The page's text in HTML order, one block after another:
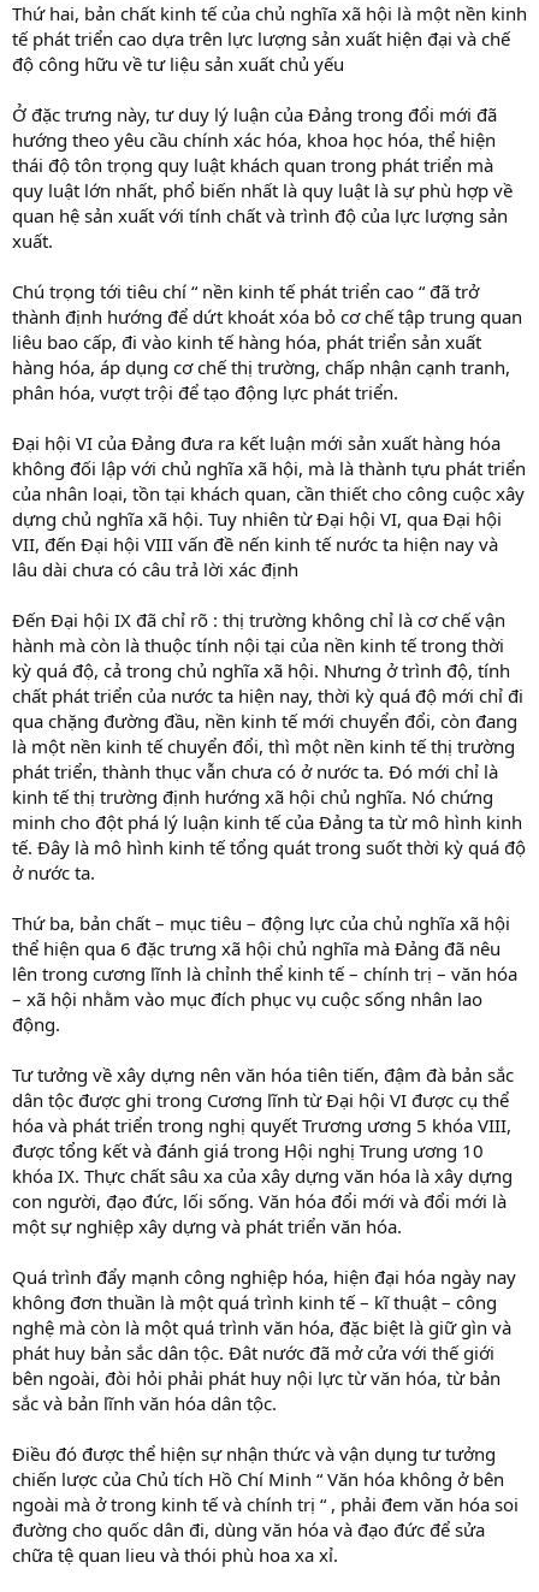
Thứ hai, bản chất kinh tế của chủ nghĩa xã hội là một nền kinh
tế phát triển cao dựa trên lực lượng sản xuất hiện đại và chế
độ công hữu về tư liệu sản xuất chủ yếu
Ở đặc trưng này, tư duy lý luận của Đảng trong đổi mới đã
hướng theo yêu cầu chính xác hóa, khoa học hóa, thể hiện
thái độ tôn trọng quy luật khách quan trong phát triển mà
quy luật lớn nhất, phổ biến nhất là quy luật là sự phù hợp về
quan hệ sản xuất với tính chất và trình độ của lực lượng sản
xuất.
Chú trọng tới tiêu chí “ nền kinh tế phát triển cao “ đã trở
thành định hướng để dứt khoát xóa bỏ cơ chế tập trung quan
liêu bao cấp, đi vào kinh tế hàng hóa, phát triển sản xuất
hàng hóa, áp dụng cơ chế thị trường, chấp nhận cạnh tranh,
phân hóa, vượt trội để tạo động lực phát triển.
Đại hội VI của Đảng đưa ra kết luận mới sản xuất hàng hóa
không đối lập với chủ nghĩa xã hội, mà là thành tựu phát triển
của nhân loại, tồn tại khách quan, cần thiết cho công cuộc xây
dựng chủ nghĩa xã hội. Tuy nhiên từ Đại hội VI, qua Đại hội
VII, đến Đại hội VIII vấn đề nến kinh tế nước ta hiện nay và
lâu dài chưa có câu trả lời xác định
Đến Đại hội IX đã chỉ rõ : thị trường không chỉ là cơ chế vận
hành mà còn là thuộc tính nội tại của nền kinh tế trong thời
kỳ quá độ, cả trong chủ nghĩa xã hội. Nhưng ở trình độ, tính
chất phát triển của nước ta hiện nay, thời kỳ quá độ mới chỉ đi
qua chặng đường đầu, nền kinh tế mới chuyển đổi, còn đang
là một nền kinh tế chuyển đổi, thì một nền kinh tế thị trường
phát triển, thành thục vẫn chưa có ở nước ta. Đó mới chỉ là
kinh tế thị trường định hướng xã hội chủ nghĩa. Nó chứng
minh cho đột phá lý luận kinh tế của Đảng ta từ mô hình kinh
tế. Đây là mô hình kinh tế tổng quát trong suốt thời kỳ quá độ
ở nước ta.
Thứ ba, bản chất – mục tiêu – động lực của chủ nghĩa xã hội
thể hiện qua 6 đặc trưng xã hội chủ nghĩa mà Đảng đã nêu
lên trong cương lĩnh là chỉnh thể kinh tế – chính trị – văn hóa
– xã hội nhằm vào mục đích phục vụ cuộc sống nhân lao
động.
Tư tưởng về xây dựng nên văn hóa tiên tiến, đậm đà bản sắc
dân tộc được ghi trong Cương lĩnh từ Đại hội VI được cụ thể
hóa và phát triển trong nghị quyết Trương ương 5 khóa VIII,
được tổng kết và đánh giá trong Hội nghị Trung ương 10
khóa IX. Thực chất sâu xa của xây dựng văn hóa là xây dựng
con người, đạo đức, lối sống. Văn hóa đổi mới và đổi mới là
một sự nghiệp xây dựng và phát triển văn hóa.
Quá trình đẩy mạnh công nghiệp hóa, hiện đại hóa ngày nay
không đơn thuần là một quá trình kinh tế – kĩ thuật – công
nghệ mà còn là một quá trình văn hóa, đặc biệt là giữ gìn và
phát huy bản sắc dân tộc. Đât nước đã mở cửa với thế giới
bên ngoài, đòi hỏi phải phát huy nội lực từ văn hóa, từ bản
sắc và bản lĩnh văn hóa dân tộc.
Điều đó được thể hiện sự nhận thức và vận dụng tư tưởng
chiến lược của Chủ tích Hồ Chí Minh “ Văn hóa không ở bên
ngoài mà ở trong kinh tế và chính trị “ , phải đem văn hóa soi
đường cho quốc dân đi, dùng văn hóa và đạo đức để sửa
chữa tệ quan lieu và thói phù hoa xa xỉ.